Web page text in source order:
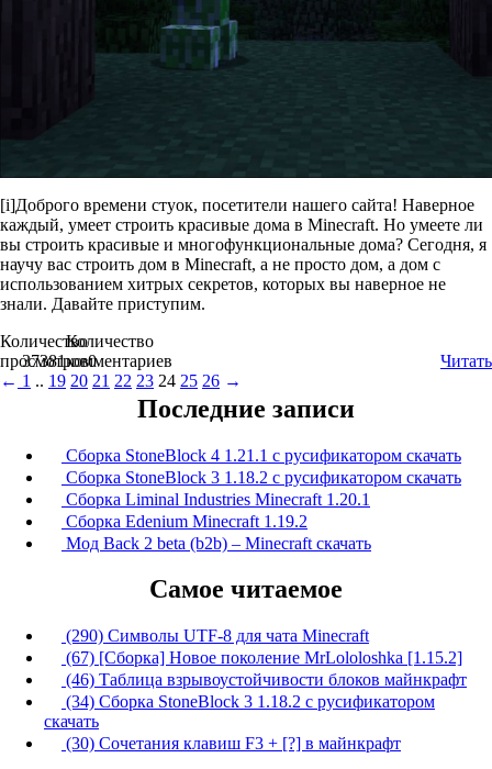
[i]Доброго времени стуок, посетители нашего сайта! Наверное
каждый, умеет строить красивые дома в Minecraft. Но умеете ли
вы строить красивые и многофункциональные дома? Сегодня, я
научу вас строить дом в Minecraft, а не просто дом, а дом с
использованием хитрых секретов, которых вы наверное не
знали. Давайте приступим.
Количество
просмотров
37381
Количество
комментариев
0
Читать
← 1 .. 19 20 21 22 23 24 25 26 →
Последние записи
Сборка StoneBlock 4 1.21.1 с русификатором скачать
Сборка StoneBlock 3 1.18.2 с русификатором скачать
Сборка Liminal Industries Minecraft 1.20.1
Сборка Edenium Minecraft 1.19.2
Мод Back 2 beta (b2b) – Minecraft скачать
Самое читаемое
(290) Символы UTF-8 для чата Minecraft
(67) [Сборка] Новое поколение MrLololoshka [1.15.2]
(46) Таблица взрывоустойчивости блоков майнкрафт
(34) Сборка StoneBlock 3 1.18.2 с русификатором
скачать
(30) Сочетания клавиш F3 + [?] в майнкрафт